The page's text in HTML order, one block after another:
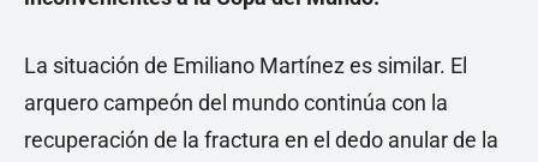
La situación de Emiliano Martínez es similar. El
arquero campeón del mundo continúa con la
recuperación de la fractura en el dedo anular de la